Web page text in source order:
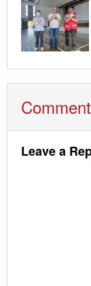
Comment
Leave a